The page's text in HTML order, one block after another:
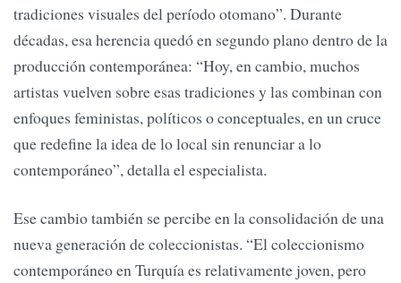
tradiciones visuales del período otomano”. Durante
décadas, esa herencia quedó en segundo plano dentro de la
producción contemporánea: “Hoy, en cambio, muchos
artistas vuelven sobre esas tradiciones y las combinan con
enfoques feministas, políticos o conceptuales, en un cruce
que redefine la idea de lo local sin renunciar a lo
contemporáneo”, detalla el especialista.
Ese cambio también se percibe en la consolidación de una
nueva generación de coleccionistas. “El coleccionismo
contemporáneo en Turquía es relativamente joven, pero